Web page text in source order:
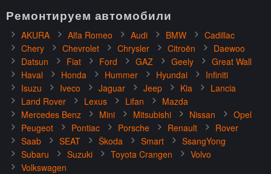
Ремонтируем автомобили
AKURA Alfa Romeo Audi BMW
Cadillac
Chery
Chevrolet Chrysler Citroën
Daewoo
Datsun
Fiat Ford GAZ Geely
Great Wall
Haval
Honda Hummer Hyundai
Infiniti
Isuzu
Iveco Jaguar Jeep Kia
Lancia
Land Rover
Lexus Lifan
Mazda
Mercedes Benz
Mini Mitsubishi Nissan
Opel
Peugeot
Pontiac Porsche Renault
Rover
Saab
SEAT Škoda Smart
SsangYong
Subaru
Suzuki Toyota Crangen
Volvo
Volkswagen